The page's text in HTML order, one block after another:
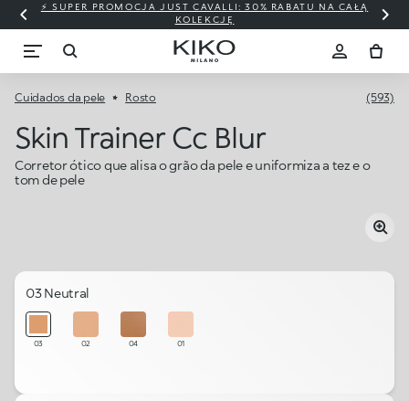
⚡ SUPER PROMOCJA JUST CAVALLI: 30% RABATU NA CAŁĄ
KOLEKCJĘ
Cuidados da pele Rosto (593)
Skin Trainer Cc Blur
Corretor ótico que alisa o grão da pele e uniformiza a tez e o
tom de pele
03 Neutral
03 02 04 01